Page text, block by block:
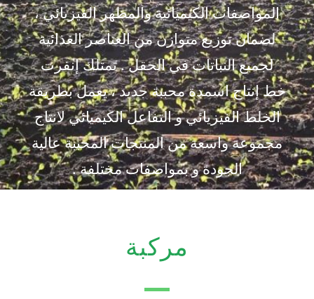
المواصفات الكيميائية والمظهر الفيزيائي ،
لضمان توزيع متوازن من العناصر الغذائية
لجميع النباتات في الحقل . تمتلك إنفرت
خط إنتاج اسمدة محببة جديد ، يعمل بطريقة
الخلط الفيزيائي و التفاعل الكيميائي لانتاج
مجموعة واسعة من المنتجات المحببة عالية
الجودة و بمواصفات مختلفة .
مركبة